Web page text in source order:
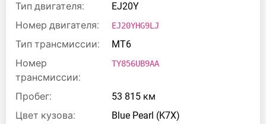
Тип двигателя:
EJ20Y
Номер двигателя:
EJ20YHG9LJ
Тип трансмиссии:
MT6
Номер
трансмиссии:
TY856UB9AA
Пробег:
53 815 км
Цвет кузова:
Blue Pearl (K7X)